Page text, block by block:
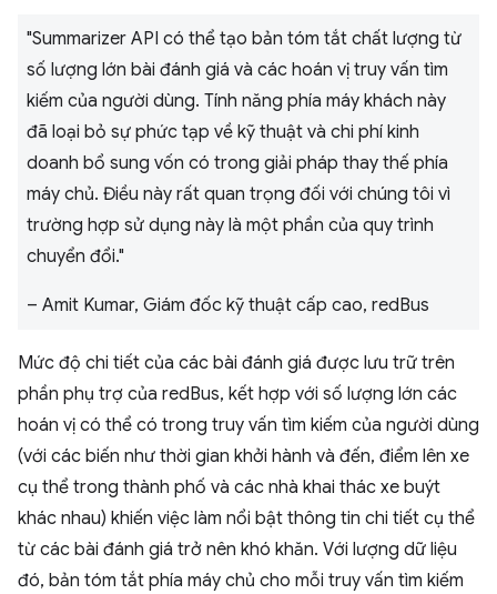
"Summarizer API có thể tạo bản tóm tắt chất lượng từ
số lượng lớn bài đánh giá và các hoán vị truy vấn tìm
kiếm của người dùng. Tính năng phía máy khách này
đã loại bỏ sự phức tạp về kỹ thuật và chi phí kinh
doanh bổ sung vốn có trong giải pháp thay thế phía
máy chủ. Điều này rất quan trọng đối với chúng tôi vì
trường hợp sử dụng này là một phần của quy trình
chuyển đổi."
– Amit Kumar, Giám đốc kỹ thuật cấp cao, redBus
Mức độ chi tiết của các bài đánh giá được lưu trữ trên
phần phụ trợ của redBus, kết hợp với số lượng lớn các
hoán vị có thể có trong truy vấn tìm kiếm của người dùng
(với các biến như thời gian khởi hành và đến, điểm lên xe
cụ thể trong thành phố và các nhà khai thác xe buýt
khác nhau) khiến việc làm nổi bật thông tin chi tiết cụ thể
từ các bài đánh giá trở nên khó khăn. Với lượng dữ liệu
đó, bản tóm tắt phía máy chủ cho mỗi truy vấn tìm kiếm